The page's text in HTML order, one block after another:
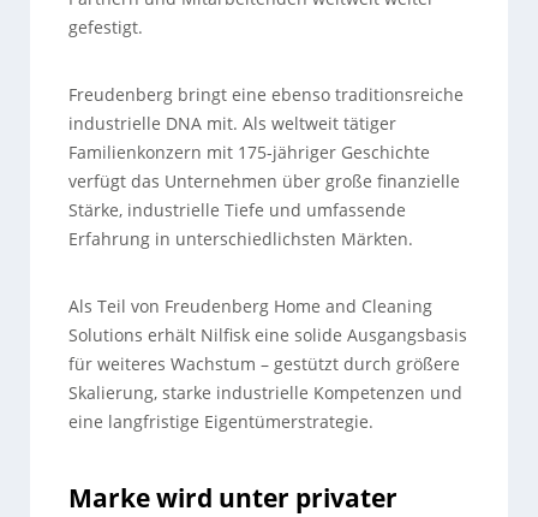
gefestigt.
Freudenberg bringt eine ebenso traditionsreiche
industrielle DNA mit. Als weltweit tätiger
Familienkonzern mit 175-jähriger Geschichte
verfügt das Unternehmen über große finanzielle
Stärke, industrielle Tiefe und umfassende
Erfahrung in unterschiedlichsten Märkten.
Als Teil von Freudenberg Home and Cleaning
Solutions erhält Nilfisk eine solide Ausgangsbasis
für weiteres Wachstum – gestützt durch größere
Skalierung, starke industrielle Kompetenzen und
eine langfristige Eigentümerstrategie.
Marke wird unter privater